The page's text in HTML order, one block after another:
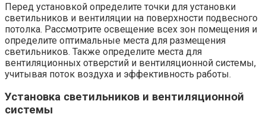
Перед установкой определите точки для установки
светильников и вентиляции на поверхности подвесного
потолка.​ Рассмотрите освещение всех зон помещения и
определите оптимальные места для размещения
светильников.​ Также определите места для
вентиляционных отверстий и вентиляционной системы,
учитывая поток воздуха и эффективность работы.​
Установка светильников и вентиляционной
системы